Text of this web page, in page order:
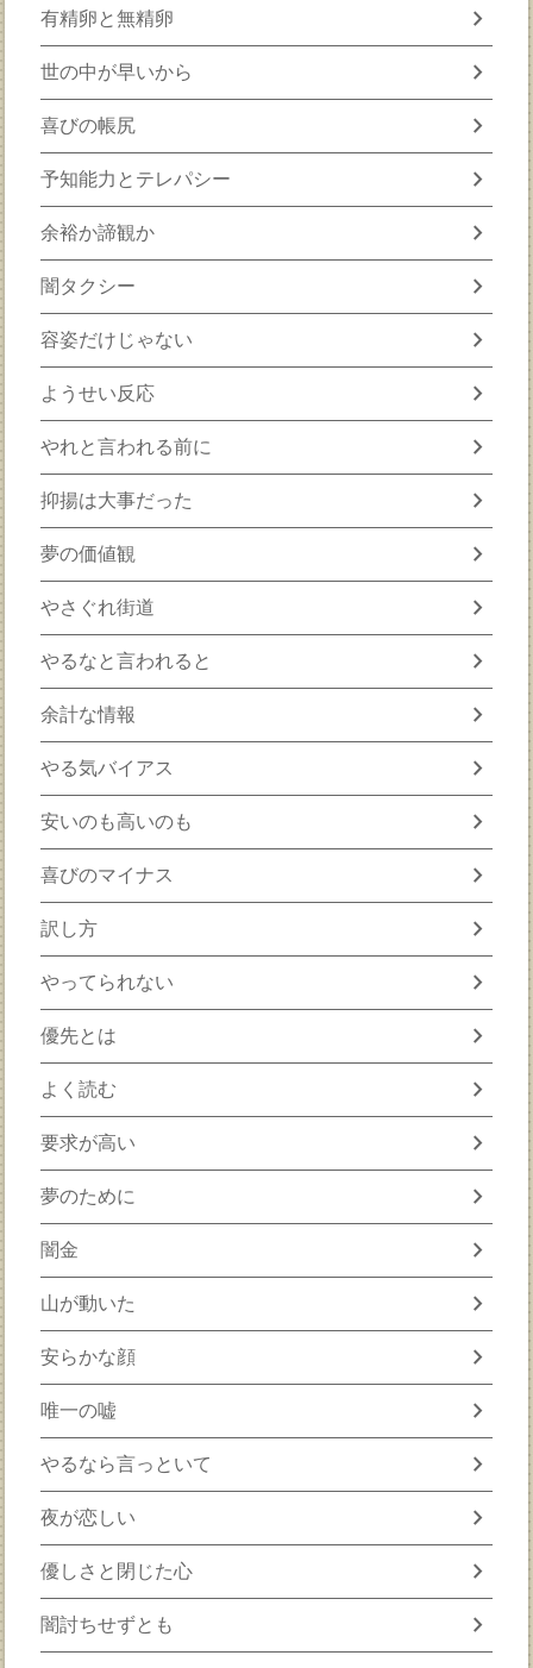
有精卵と無精卵 chevron_right
世の中が早いから chevron_right
喜びの帳尻 chevron_right
予知能力とテレパシー chevron_right
余裕か諦観か chevron_right
闇タクシー chevron_right
容姿だけじゃない chevron_right
ようせい反応 chevron_right
やれと言われる前に chevron_right
抑揚は大事だった chevron_right
夢の価値観 chevron_right
やさぐれ街道 chevron_right
やるなと言われると chevron_right
余計な情報 chevron_right
やる気バイアス chevron_right
安いのも高いのも chevron_right
喜びのマイナス chevron_right
訳し方 chevron_right
やってられない chevron_right
優先とは chevron_right
よく読む chevron_right
要求が高い chevron_right
夢のために chevron_right
闇金 chevron_right
山が動いた chevron_right
安らかな顔 chevron_right
唯一の嘘 chevron_right
やるなら言っといて chevron_right
夜が恋しい chevron_right
優しさと閉じた心 chevron_right
闇討ちせずとも chevron_right